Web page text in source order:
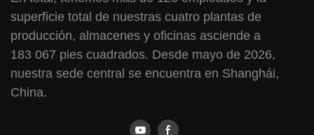
superficie total de nuestras cuatro plantas de
producción, almacenes y oficinas asciende a
183 067 pies cuadrados. Desde mayo de 2026,
nuestra sede central se encuentra en Shanghái,
China.